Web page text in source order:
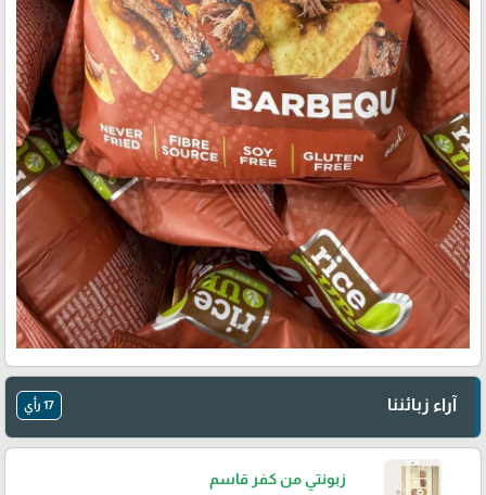
آراء زبائننا 17 رأي
زبونتي من كفر قاسم